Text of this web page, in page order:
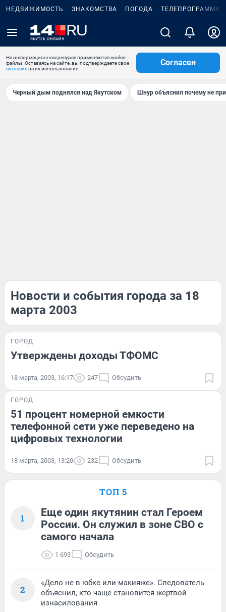
НЕДВИЖИМОСТЬ ЗНАКОМСТВА ПОГОДА ТЕЛЕПРОГРАММА
На информационном ресурсе применяются cookie-
файлы. Оставаясь на сайте, вы подтверждаете свое
согласиена их использование.
Согласен
Черный дым поднялся над Якутском Шнур объяснил почему не
Новости и события города за 18
марта 2003
ГОРОД
Утверждены доходы ТФОМС
18 марта, 2003, 16:17 247 Обсудить
ГОРОД
51 процент номерной емкости
телефонной сети уже переведено на
цифровых технологии
18 марта, 2003, 13:20 232 Обсудить
ТОП 5
1
Еще один якутянин стал Героем
России. Он служил в зоне СВО с
самого начала
1 693 Обсудить
2
«Дело не в юбке или макияже». Следователь
объяснил, кто чаще становится жертвой
изнасилования